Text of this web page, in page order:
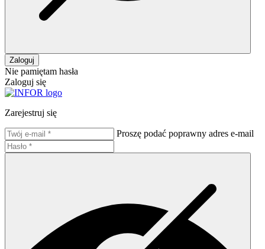
Zaloguj
Nie pamiętam hasła
Zaloguj się
Zarejestruj się
Proszę podać poprawny adres e-mail